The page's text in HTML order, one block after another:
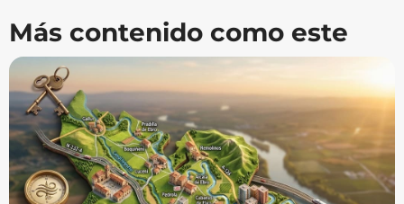
Más contenido como este